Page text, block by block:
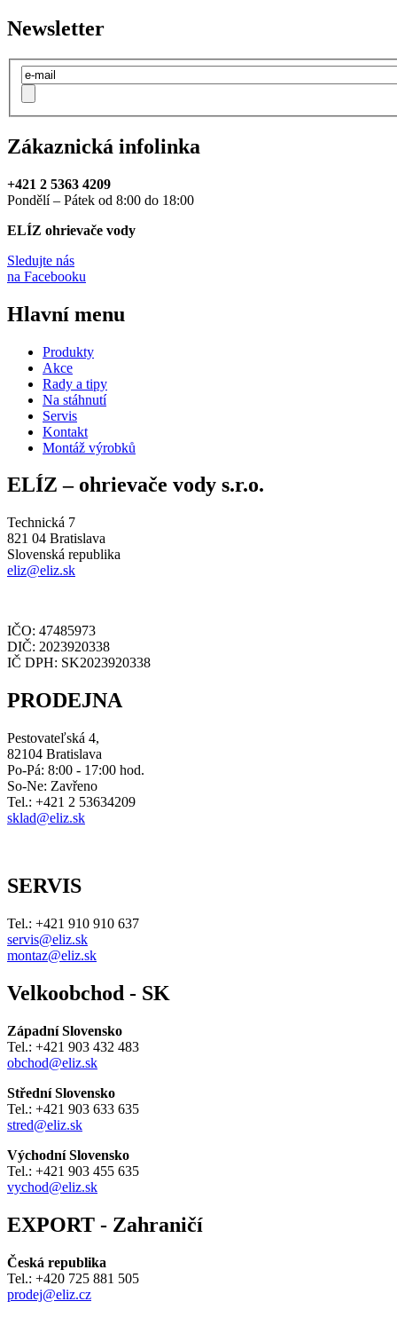
Newsletter
Zákaznická infolinka
+421 2 5363 4209
Pondělí – Pátek od 8:00 do 18:00
ELÍZ ohrievače vody
Sledujte nás
na Facebooku
Hlavní menu
Produkty
Akce
Rady a tipy
Na stáhnutí
Servis
Kontakt
Montáž výrobků
ELÍZ – ohrievače vody s.r.o.
Technická 7
821 04 Bratislava
Slovenská republika
eliz@eliz.sk
IČO: 47485973
DIČ: 2023920338
IČ DPH: SK2023920338
PRODEJNA
Pestovateľská 4,
82104 Bratislava
Po-Pá: 8:00 - 17:00 hod.
So-Ne: Zavřeno
Tel.: +421 2 53634209
sklad@eliz.sk
SERVIS
Tel.: +421 910 910 637
servis@eliz.sk
montaz@eliz.sk
Velkoobchod - SK
Západní Slovensko
Tel.: +421 903 432 483
obchod@eliz.sk
Střední Slovensko
Tel.: +421 903 633 635
stred@eliz.sk
Východní Slovensko
Tel.: +421 903 455 635
vychod@eliz.sk
EXPORT - Zahraničí
Česká republika
Tel.: +420 725 881 505
prodej@eliz.cz